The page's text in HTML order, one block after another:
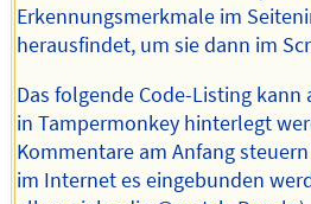
Erkennungsmerkmale im
herausfindet, um sie dann im
Das folgende Code-Listing
in Tampermonkey hinterlegt
Kommentare am Anfang
im Internet es eingebunden